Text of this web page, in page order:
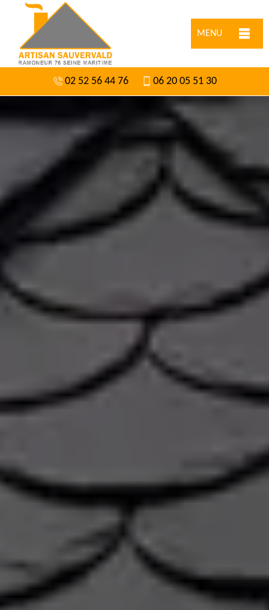
MENU
02 52 56 44 76 06 20 05 51 30